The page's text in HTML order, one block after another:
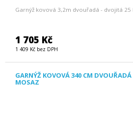
Garnýž kovová 3,2m dvouřadá - dvojitá 25
1 705 Kč
1 409 Kč bez DPH
GARNÝŽ KOVOVÁ 340 CM
MOSAZ